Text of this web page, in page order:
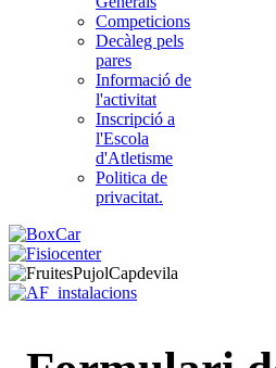
Competicions
Decàleg pels
pares
Informació de
l'activitat
Inscripció a
l'Escola
d'Atletisme
Politica de
privacitat.